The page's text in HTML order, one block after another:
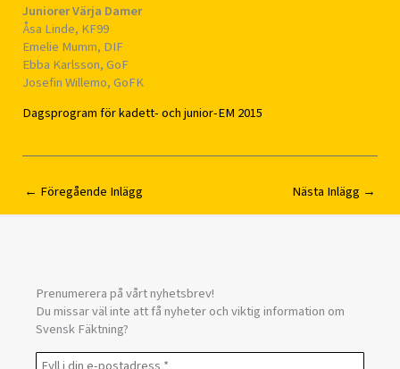
Juniorer Värja Damer
Åsa Linde, KF99
Emelie Mumm, DIF
Ebba Karlsson, GoF
Josefin Willemo, GoFK
Dagsprogram för kadett- och junior-EM 2015
← Föregående Inlägg Nästa Inlägg →
Prenumerera på vårt nyhetsbrev!
Du missar väl inte att få nyheter och viktig information om
Svensk Fäktning?